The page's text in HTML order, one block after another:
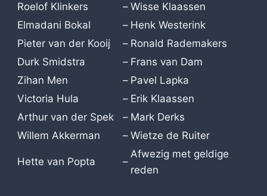
Roelof Klinkers
– Wisse Klaassen
Elmadani Bokal
– Henk Westerink
Pieter van der Kooij
– Ronald Rademakers
Durk Smidstra
– Frans van Dam
Zihan Men
– Pavel Lapka
Victoria Hula
– Erik Klaassen
Arthur van der Spek
– Mark Derks
Willem Akkerman
– Wietze de Ruiter
Hette van Popta –
Afwezig met geldige
reden